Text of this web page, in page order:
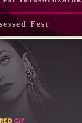
Fest